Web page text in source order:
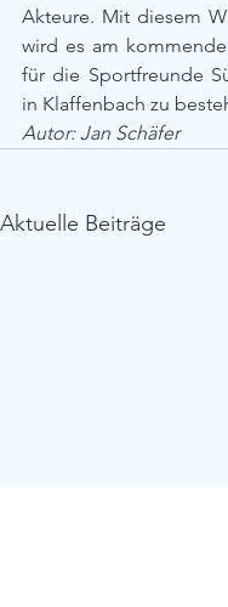
Akteure. Mit diesem
wird es am
für die Sportfreunde
in Klaffenbach zu
Autor: Jan Schäfer
Aktuelle Beiträge